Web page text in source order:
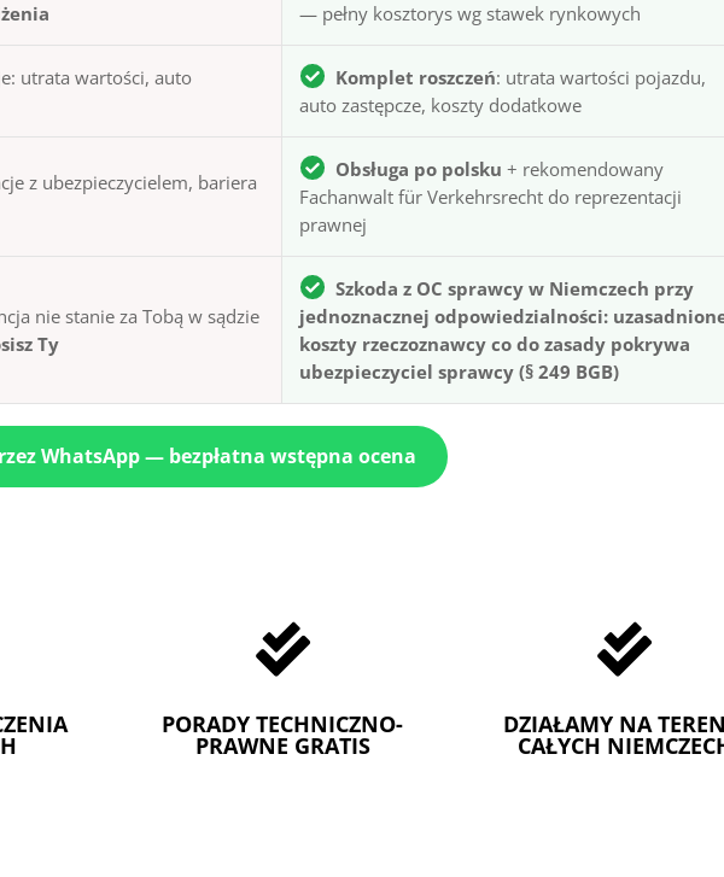
— pełny kosztorys wg stawek rynkowych
utrata wartości, auto
Komplet roszczeń: utrata wartości pojazdu,
auto zastępcze, koszty dodatkowe
z ubezpieczycielem, bariera
Obsługa po polsku + rekomendowany
Fachanwalt für Verkehrsrecht do reprezentacji
prawnej
nie stanie za Tobą w sądzie
Ty
Szkoda z OC sprawcy w Niemczech przy
jednoznacznej odpowiedzialności:
koszty rzeczoznawcy co do zasady pokrywa
ubezpieczyciel sprawcy (§ 249 BGB)
WhatsApp — bezpłatna wstępna ocena

PORADY TECHNICZNO-
PRAWNE GRATIS

DZIAŁAMY NA
CAŁYCH